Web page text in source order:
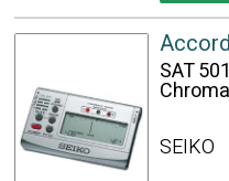
SAT
SEIKO